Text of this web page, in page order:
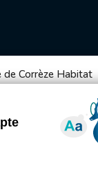
de Corrèze Habitat
des cookies
d’en améliorer
avec votre accord,
Vous pouvez
des